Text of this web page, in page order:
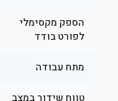
הספק מקסימלי
לפורט בודד
מתח עבודה
טווח שידור במצב